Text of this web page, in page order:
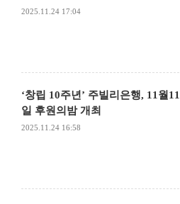
2025.11.24 17:04
‘창립 10주년’ 주빌리은행, 11월11
일 후원의밤 개최
2025.11.24 16:58